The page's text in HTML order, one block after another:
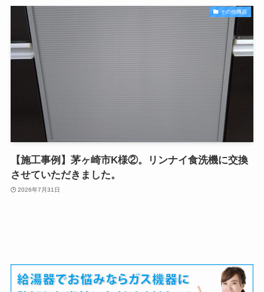
その他機器
【施工事例】茅ヶ崎市K様②。リンナイ食洗機に交換
させていただきました。
2026年7月31日